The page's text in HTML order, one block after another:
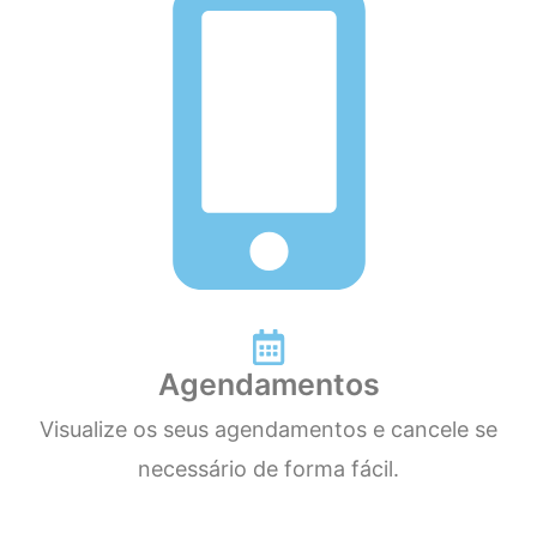
Agendamentos
Visualize os seus agendamentos e cancele se
necessário de forma fácil.